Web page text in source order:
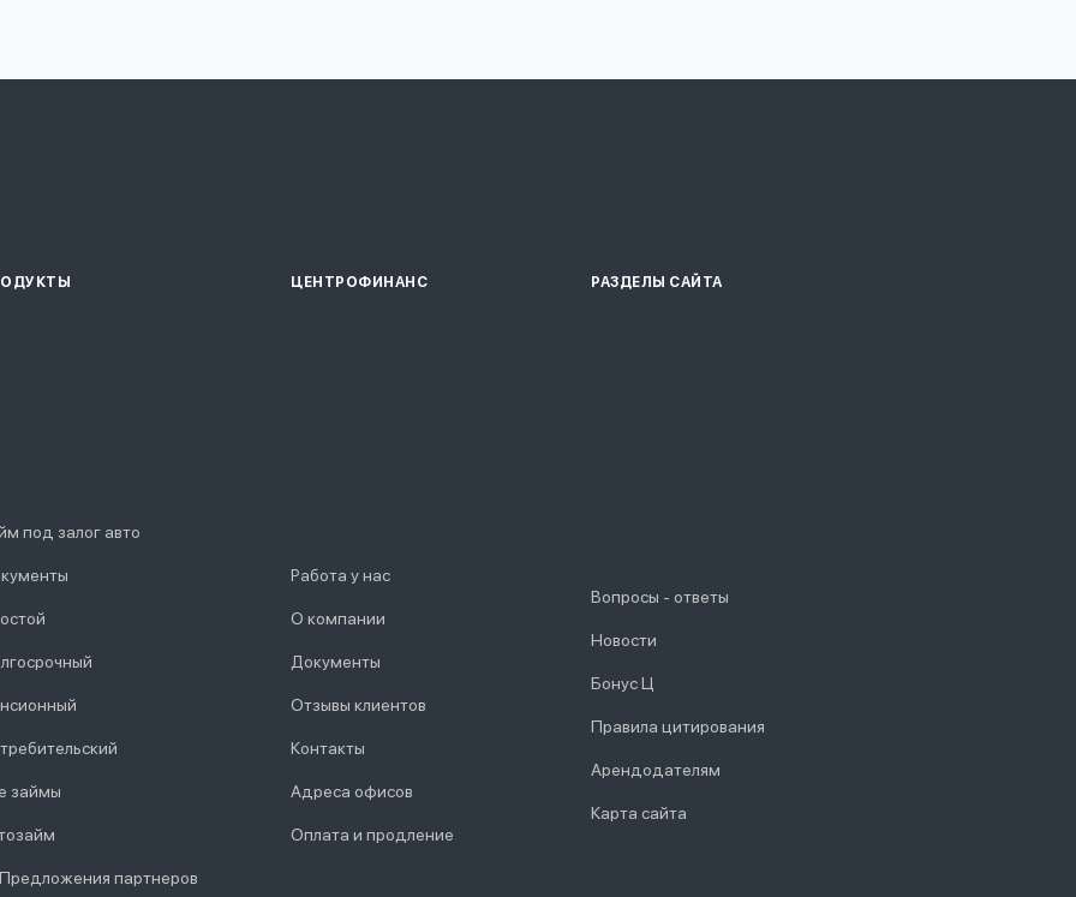
под залог авто
займы
партнеров
ЦЕНТРОФИНАНС
Работа у нас
О компании
Документы
Отзывы клиентов
Контакты
Адреса офисов
Оплата и продление
РАЗДЕЛЫ САЙТА
Вопросы - ответы
Новости
Бонус Ц
Правила цитирования
Арендодателям
Карта сайта